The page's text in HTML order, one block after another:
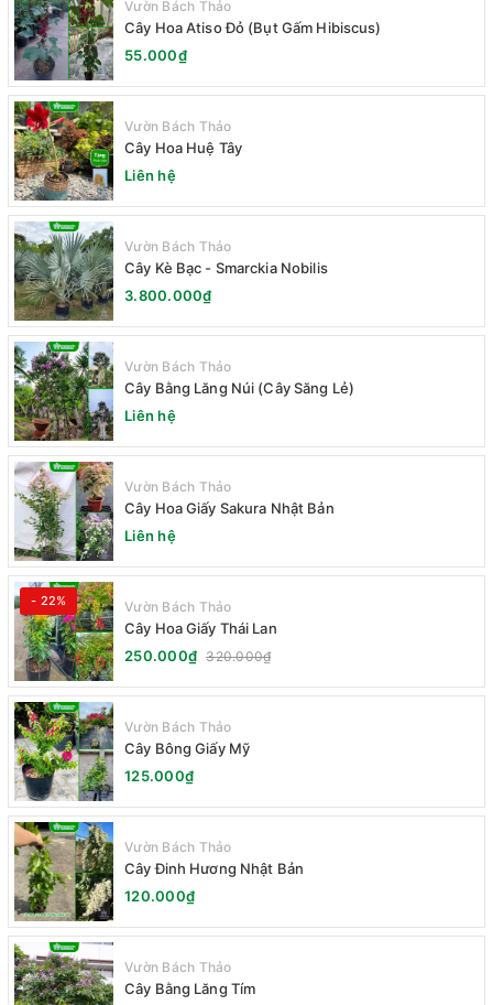
Vườn Bách Thảo
Cây Hoa Atiso Đỏ (Bụt Gấm Hibiscus)
55.000₫
Vườn Bách Thảo
Cây Hoa Huệ Tây
Liên hệ
Vườn Bách Thảo
Cây Kè Bạc - Smarckia Nobilis
3.800.000₫
Vườn Bách Thảo
Cây Bằng Lăng Núi (Cây Săng Lẻ)
Liên hệ
Vườn Bách Thảo
Cây Hoa Giấy Sakura Nhật Bản
Liên hệ
- 22% Vườn Bách Thảo
Cây Hoa Giấy Thái Lan
250.000₫ 320.000₫
Vườn Bách Thảo
Cây Bông Giấy Mỹ
125.000₫
Vườn Bách Thảo
Cây Đinh Hương Nhật Bản
120.000₫
Vườn Bách Thảo
Cây Bằng Lăng Tím